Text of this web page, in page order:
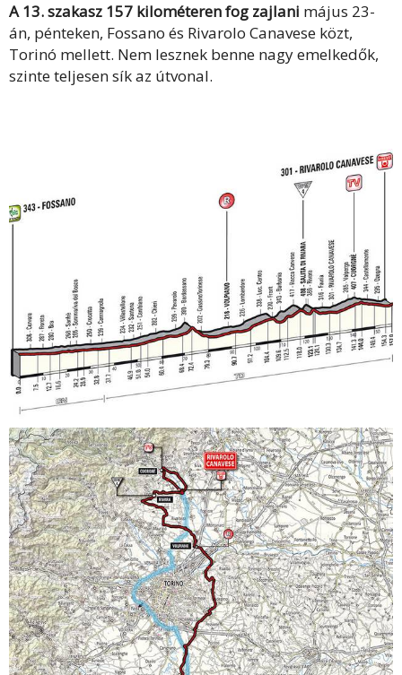
A 13. szakasz 157 kilométeren fog zajlani május 23-
án, pénteken, Fossano és Rivarolo Canavese közt,
Torinó mellett. Nem lesznek benne nagy emelkedők,
szinte teljesen sík az útvonal.